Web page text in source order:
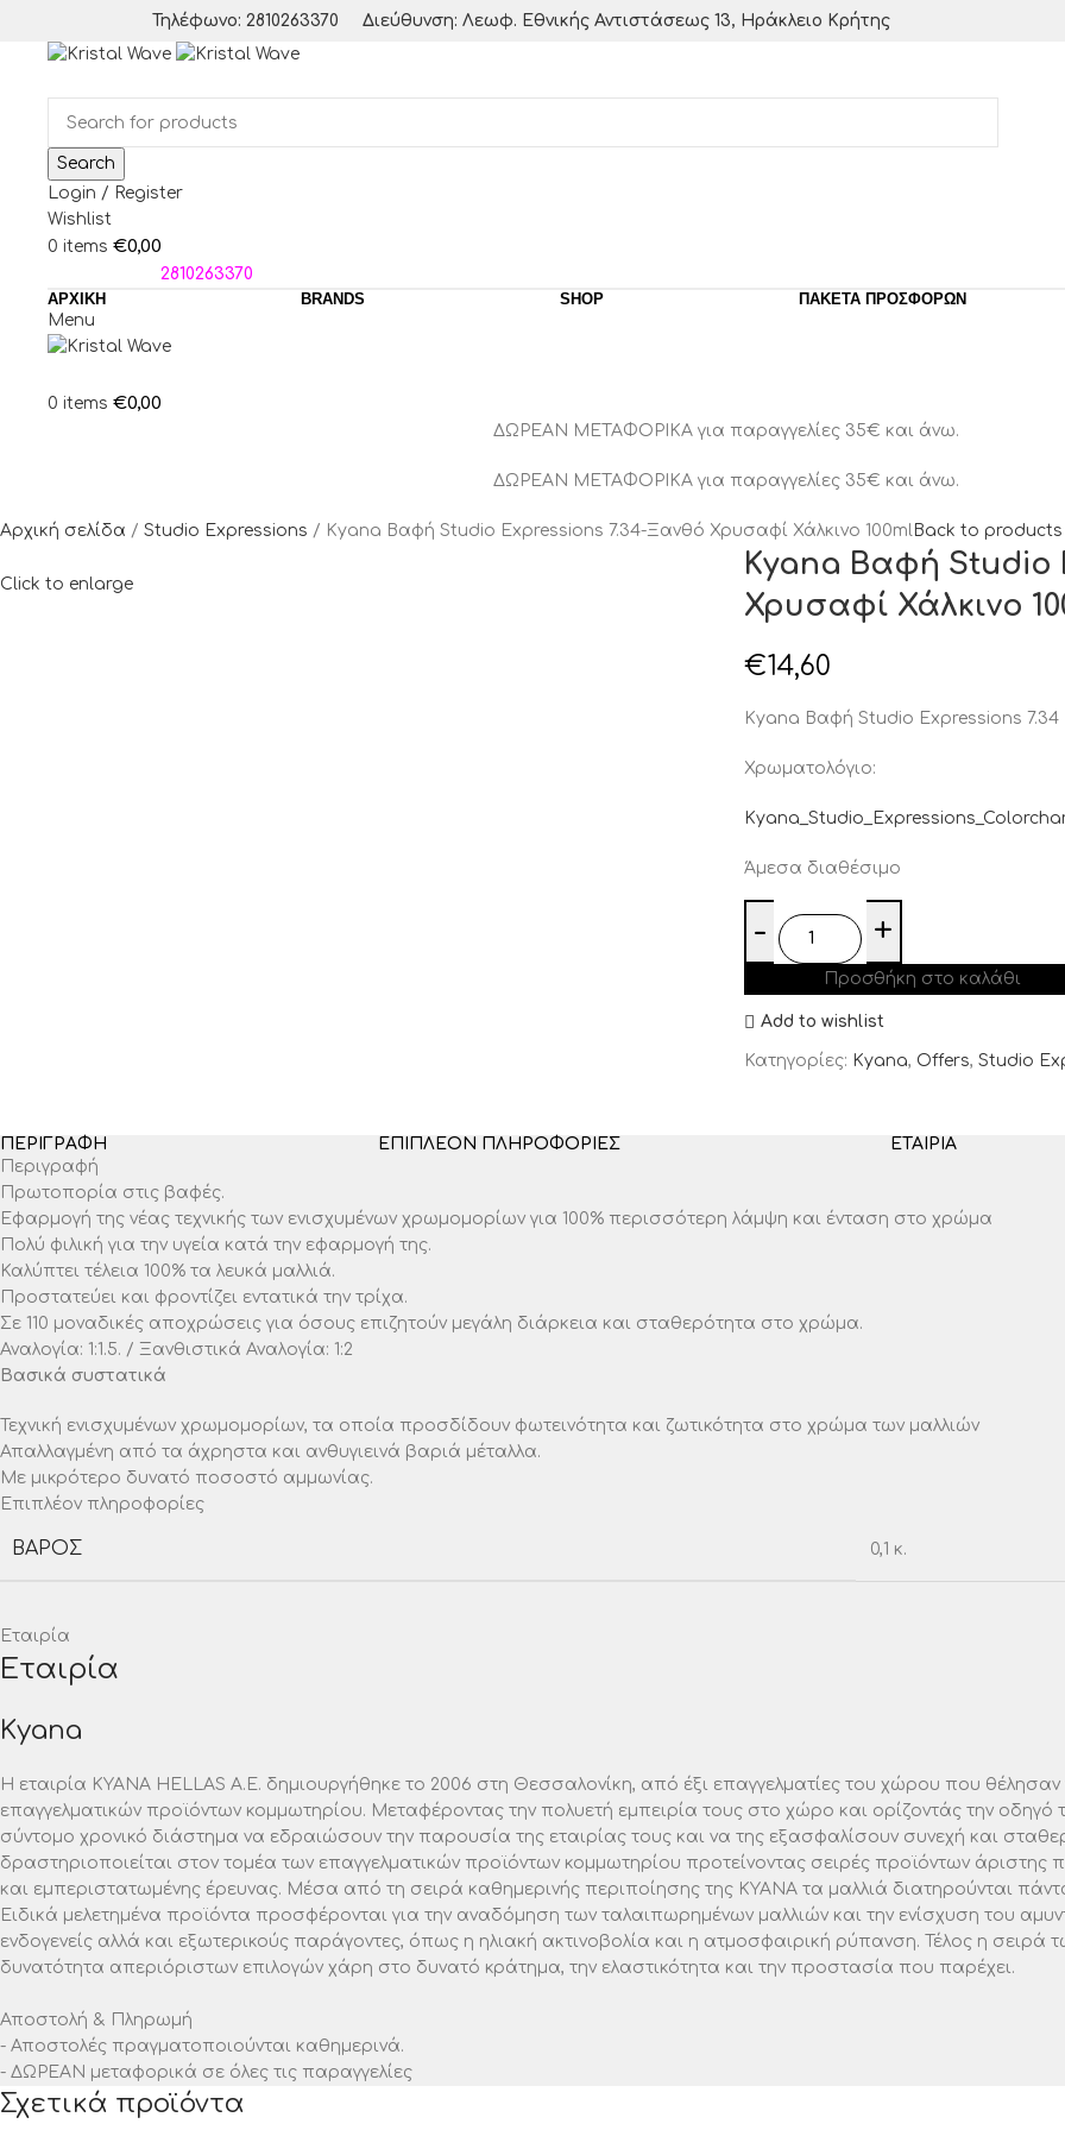
Τηλέφωνο: 2810263370 Διεύθυνση: Λεωφ. Εθνικής Αντιστάσεως 13, Ηράκλειο Κρήτης
Search
Login / Register
Wishlist
0 items €0,00
2810263370
ΑΡΧΙΚΗ
BRANDS SHOP ΠΑΚΈΤΑ ΠΡΟΣΦΟΡΏΝ
Menu
0 items €0,00
ΔΩΡΕΑΝ ΜΕΤΑΦΟΡΙΚΑ για παραγγελίες 35€ και άνω.
ΔΩΡΕΑΝ ΜΕΤΑΦΟΡΙΚΑ για παραγγελίες 35€ και άνω.
Αρχική σελίδα Studio Expressions Kyana Βαφή Studio Expressions 7.34-Ξανθό Χρυσαφί Χάλκινο 100ml Back to products
Click to enlarge
Kyana Βαφή Studio
Χρυσαφί Χάλκινο
€14,60
Kyana Βαφή Studio Expressions 7.34
Χρωματολόγιο:
Άμεσα διαθέσιμο
Προσθήκη στο καλάθι
Add to wishlist
Κατηγορίες: Kyana, Offers, Studio
ΠΕΡΙΓΡΑΦΉ ΕΠΙΠΛΈΟΝ ΠΛΗΡΟΦΟΡΊΕΣ ΕΤΑΙΡΊΑ
Περιγραφή
Πρωτοπορία στις βαφές.
Εφαρμογή της νέας τεχνικής των ενισχυμένων χρωμομορίων για 100% περισσότερη λάμψη και ένταση στο χρώμα
Πολύ φιλική για την υγεία κατά την εφαρμογή της.
Καλύπτει τέλεια 100% τα λευκά μαλλιά.
Προστατεύει και φροντίζει εντατικά την τρίχα.
Σε 110 μοναδικές αποχρώσεις για όσους επιζητούν μεγάλη διάρκεια και σταθερότητα στο χρώμα.
Αναλογία: 1:1.5. / Ξανθιστικά Αναλογία: 1:2
Βασικά συστατικά
Τεχνική ενισχυμένων χρωμομορίων, τα οποία προσδίδουν φωτεινότητα και ζωτικότητα στο χρώμα των μαλλιών
Απαλλαγμένη από τα άχρηστα και ανθυγιεινά βαριά μέταλλα.
Με μικρότερο δυνατό ποσοστό αμμωνίας.
Επιπλέον πληροφορίες
ΒΆΡΟΣ 0,1 κ.
Εταιρία
Εταιρία
Kyana
Η εταιρία ΚΥΑΝΑ HELLAS A.E. δημιουργήθηκε το 2006 στη Θεσσαλονίκη, από έξι επαγγελματίες του χώρου που θέλησαν
επαγγελματικών προϊόντων κομμωτηρίου. Μεταφέροντας την πολυετή εμπειρία τους στο χώρο και ορίζοντάς την
σύντομο χρονικό διάστημα να εδραιώσουν την παρουσία της εταιρίας τους και να της εξασφαλίσουν συνεχή και
δραστηριοποιείται στον τομέα των επαγγελματικών προϊόντων κομμωτηρίου προτείνοντας σειρές προϊόντων
και εμπεριστατωμένης έρευνας. Μέσα από τη σειρά καθημερινής περιποίησης της ΚΥΑΝΑ τα μαλλιά διατηρούνται πάντα
Ειδικά μελετημένα προϊόντα προσφέρονται για την αναδόμηση των ταλαιπωρημένων μαλλιών και την ενίσχυση του
ενδογενείς αλλά και εξωτερικούς παράγοντες, όπως η ηλιακή ακτινοβολία και η ατμοσφαιρική ρύπανση. Τέλος η
δυνατότητα απεριόριστων επιλογών χάρη στο δυνατό κράτημα, την ελαστικότητα και την προστασία που παρέχει.
Αποστολή & Πληρωμή
- Αποστολές πραγματοποιούνται καθημερινά.
- ΔΩΡΕΑΝ μεταφορικά σε όλες τις παραγγελίες
Σχετικά προϊόντα